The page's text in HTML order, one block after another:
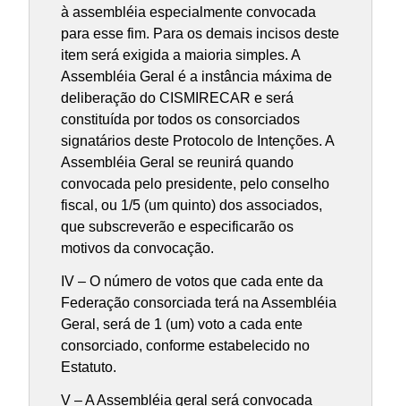
à assembléia especialmente convocada
para esse fim. Para os demais incisos deste
item será exigida a maioria simples. A
Assembléia Geral é a instância máxima de
deliberação do CISMIRECAR e será
constituída por todos os consorciados
signatários deste Protocolo de Intenções. A
Assembléia Geral se reunirá quando
convocada pelo presidente, pelo conselho
fiscal, ou 1/5 (um quinto) dos associados,
que subscreverão e especificarão os
motivos da convocação.
IV – O número de votos que cada ente da
Federação consorciada terá na Assembléia
Geral, será de 1 (um) voto a cada ente
consorciado, conforme estabelecido no
Estatuto.
V – A Assembléia geral será convocada